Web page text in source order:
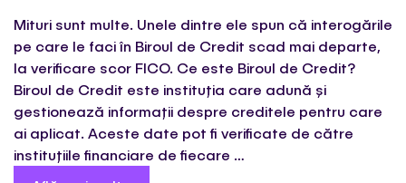
Mituri sunt multe. Unele dintre ele spun că interogările
pe care le faci în Biroul de Credit scad mai departe,
la verificare scor FICO. Ce este Biroul de Credit?
Biroul de Credit este instituția care adună și
gestionează informații despre creditele pentru care
ai aplicat. Aceste date pot fi verificate de către
instituțiile financiare de fiecare …